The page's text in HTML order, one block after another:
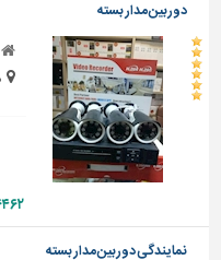
پله،
نرده
و
حفاظ
دیوارپوش،
کفپوش
و
سرویس
دوربین مدار بسته
نمایندگی دوربین مدار بسته